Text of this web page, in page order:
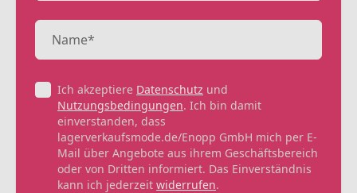
Ich akzeptiere Datenschutz und
Nutzungsbedingungen. Ich bin damit
einverstanden, dass
lagerverkaufsmode.de/Enopp GmbH mich per E-
Mail über Angebote aus ihrem Geschäftsbereich
oder von Dritten informiert. Das Einverständnis
kann ich jederzeit widerrufen.